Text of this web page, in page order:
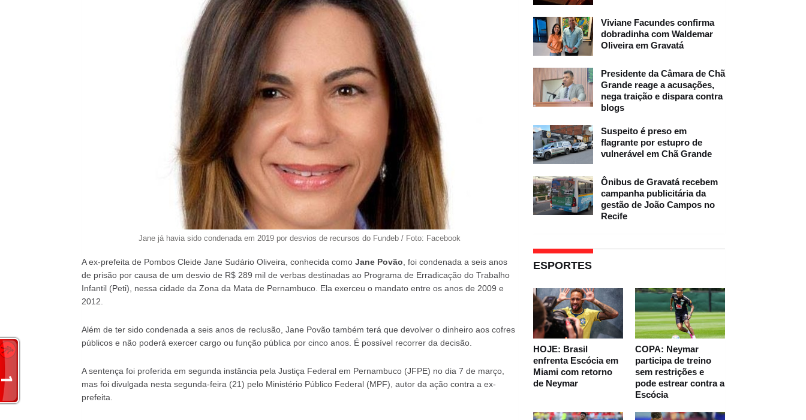
Jane já havia sido condenada em 2019 por desvios de recursos do Fundeb / Foto: Facebook
A ex-prefeita de Pombos Cleide Jane Sudário Oliveira, conhecida como Jane Povão, foi condenada a seis anos
de prisão por causa de um desvio de R$ 289 mil de verbas destinadas ao Programa de Erradicação do Trabalho
Infantil (Peti), nessa cidade da Zona da Mata de Pernambuco. Ela exerceu o mandato entre os anos de 2009 e
2012.
Além de ter sido condenada a seis anos de reclusão, Jane Povão também terá que devolver o dinheiro aos cofres
públicos e não poderá exercer cargo ou função pública por cinco anos. É possível recorrer da decisão.
A sentença foi proferida em segunda instância pela Justiça Federal em Pernambuco (JFPE) no dia 7 de março,
mas foi divulgada nesta segunda-feira (21) pelo Ministério Público Federal (MPF), autor da ação contra a ex-
prefeita.
Viviane Facundes confirma
dobradinha com Waldemar
Oliveira em Gravatá
Presidente da Câmara de Chã
Grande reage a acusações,
nega traição e dispara contra
blogs
Suspeito é preso em
flagrante por estupro de
vulnerável em Chã Grande
Ônibus de Gravatá recebem
campanha publicitária da
gestão de João Campos no
Recife
ESPORTES
HOJE: Brasil
enfrenta Escócia em
Miami com retorno
de Neymar
COPA: Neymar
participa de treino
sem restrições e
pode estrear contra a
Escócia